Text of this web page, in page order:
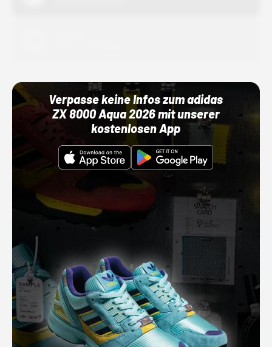
Verpasse keine Infos zum adidas
ZX 8000 Aqua 2026 mit unserer
kostenlosen App